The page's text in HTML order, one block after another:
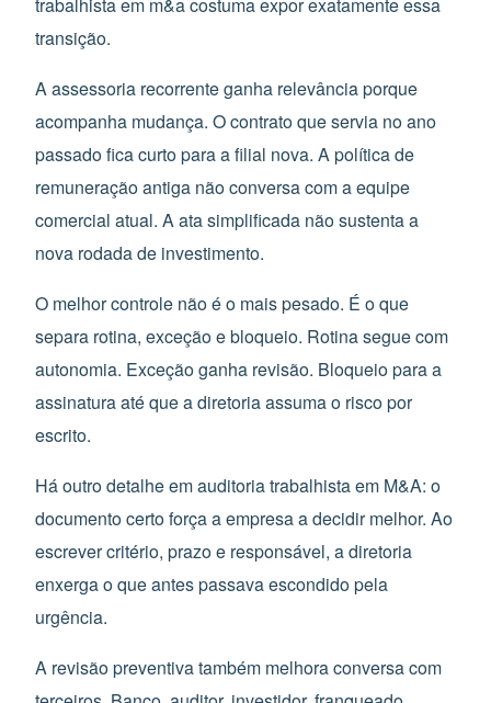
transição.
A assessoria recorrente ganha relevância porque
acompanha mudança. O contrato que servia no ano
passado fica curto para a filial nova. A política de
remuneração antiga não conversa com a equipe
comercial atual. A ata simplificada não sustenta a
nova rodada de investimento.
O melhor controle não é o mais pesado. É o que
separa rotina, exceção e bloqueio. Rotina segue com
autonomia. Exceção ganha revisão. Bloqueio para a
assinatura até que a diretoria assuma o risco por
escrito.
Há outro detalhe em auditoria trabalhista em M&A: o
documento certo força a empresa a decidir melhor. Ao
escrever critério, prazo e responsável, a diretoria
enxerga o que antes passava escondido pela
urgência.
A revisão preventiva também melhora conversa com